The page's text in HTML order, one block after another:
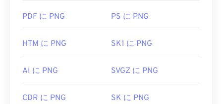
PNG ファイルを開くにはどうすれ
通常、PNGファイルはオペレーティングシステムの
ファイルはすべてのウェブブラウザで簡単に表示で
は、 PNGからJPG PNGからWebP、または
PDF に PNG PS に PNG
HTM に PNG SK1 に PNG
AI に PNG SVGZ に PNG
CDR に PNG SK に PNG